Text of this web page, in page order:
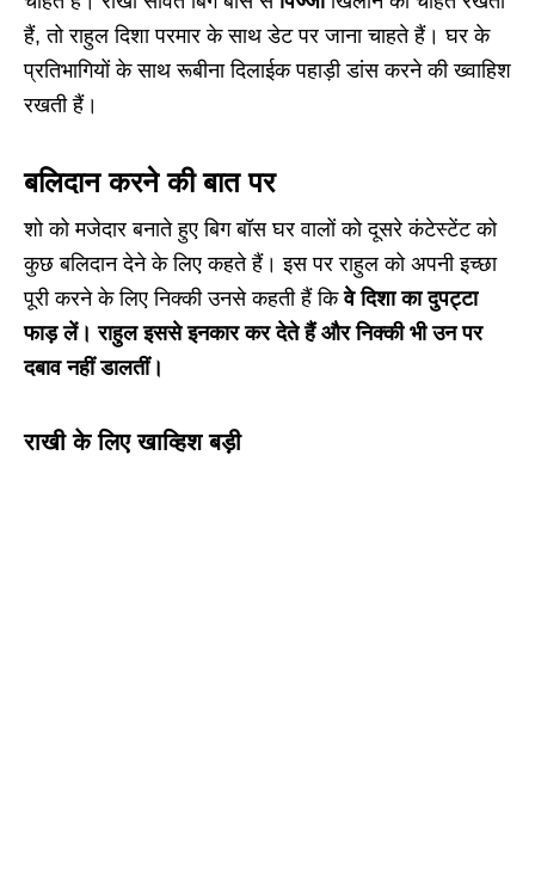
हैं, तो राहुल दिशा परमार के साथ डेट पर जाना चाहते हैं। घर के
प्रतिभागियों के साथ रूबीना दिलाईक पहाड़ी डांस करने की ख्वाहिश
रखती हैं।
बलिदान करने की बात पर
शो को मजेदार बनाते हुए बिग बॉस घर वालों को दूसरे कंटेस्टेंट को
कुछ बलिदान देने के लिए कहते हैं। इस पर राहुल को अपनी इच्छा
पूरी करने के लिए निक्की उनसे कहती हैं किवे दिशा का दुपट्टा
फाड़ लें। राहुल इससे इनकार कर देते हैं और निक्की भी उन पर
दबाव नहीं डालतीं।
राखी के लिए खाव्हिश बड़ी